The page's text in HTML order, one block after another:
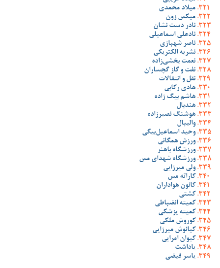
میلاد محمدی
میکس زون
نادر دست نشان
نادعلی اسماعیلی
ناصر شهبازی
نشریه الکتریکی
نعمت بخشی‌زاده
نفت و گاز گچساران
نقل و انتقالات
هادی رکابی
هاشم بیگ زاده
هندبال
هوشنگ نصیرزاده
والیبال
وحید اسماعیل‌بیگی
ورزش همگانی
ورزشگاه باهنر
ورزشگاه شهدای مس
ولی میرزایی
کاراته مس
کانون هواداران
کشتی
کمیته انضباطی
کمیته پزشکی
کوروش ملکی
کیانوش میرزایی
کیوان امرایی
یاداشت
یاسر فیضی